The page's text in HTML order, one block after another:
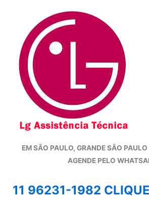
conteúdo
EM SÃO PAULO, GRANDE SÃO
AGENDE PELO
11 96231-1982